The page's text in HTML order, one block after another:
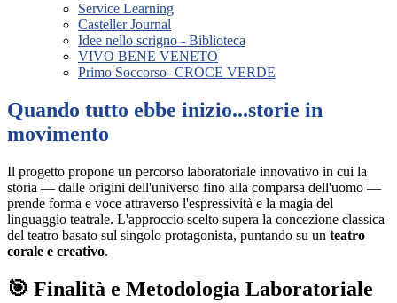
Service Learning
Casteller Journal
Idee nello scrigno - Biblioteca
VIVO BENE VENETO
Primo Soccorso- CROCE VERDE
Quando tutto ebbe inizio...storie in
movimento
Il progetto propone un percorso laboratoriale innovativo in cui la
storia — dalle origini dell'universo fino alla comparsa dell'uomo —
prende forma e voce attraverso l'espressività e la magia del
linguaggio teatrale. L'approccio scelto supera la concezione classica
del teatro basato sul singolo protagonista, puntando su un teatro
corale e creativo.
🎯 Finalità e Metodologia Laboratoriale